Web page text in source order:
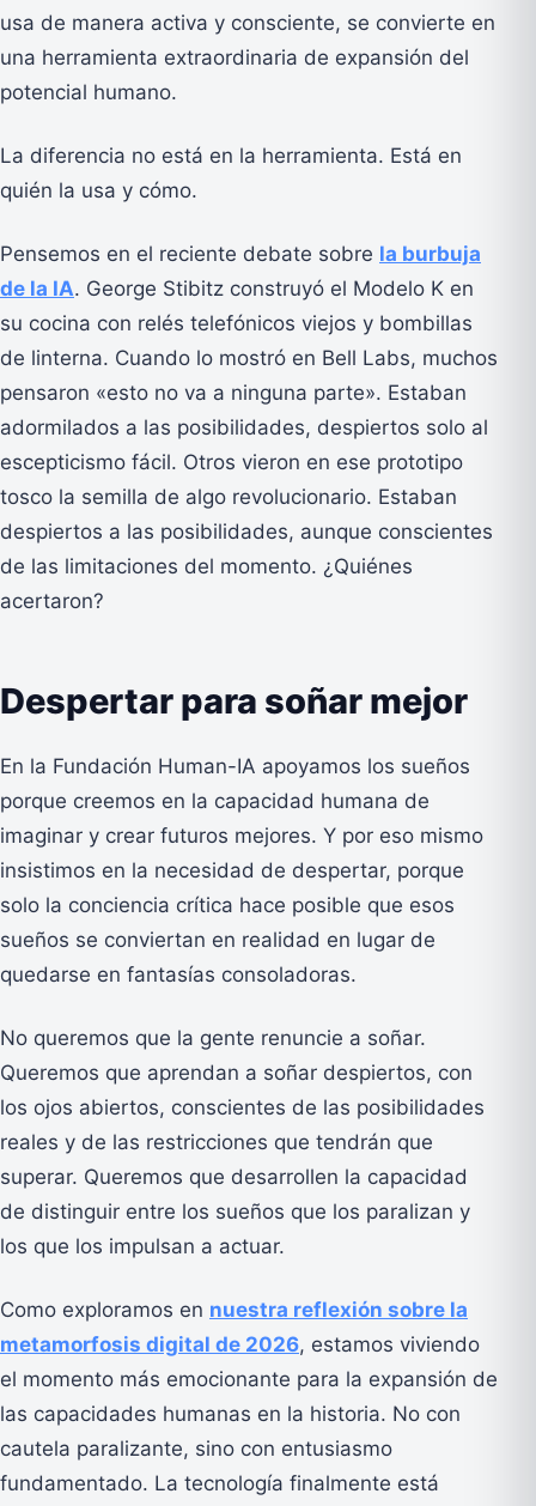
usa de manera activa y consciente, se convierte en
una herramienta extraordinaria de expansión del
potencial humano.
La diferencia no está en la herramienta. Está en
quién la usa y cómo.
Pensemos en el reciente debate sobre la burbuja
de la IA. George Stibitz construyó el Modelo K en
su cocina con relés telefónicos viejos y bombillas
de linterna. Cuando lo mostró en Bell Labs, muchos
pensaron «esto no va a ninguna parte». Estaban
adormilados a las posibilidades, despiertos solo al
escepticismo fácil. Otros vieron en ese prototipo
tosco la semilla de algo revolucionario. Estaban
despiertos a las posibilidades, aunque conscientes
de las limitaciones del momento. ¿Quiénes
acertaron?
Despertar para soñar mejor
En la Fundación Human-IA apoyamos los sueños
porque creemos en la capacidad humana de
imaginar y crear futuros mejores. Y por eso mismo
insistimos en la necesidad de despertar, porque
solo la conciencia crítica hace posible que esos
sueños se conviertan en realidad en lugar de
quedarse en fantasías consoladoras.
No queremos que la gente renuncie a soñar.
Queremos que aprendan a soñar despiertos, con
los ojos abiertos, conscientes de las posibilidades
reales y de las restricciones que tendrán que
superar. Queremos que desarrollen la capacidad
de distinguir entre los sueños que los paralizan y
los que los impulsan a actuar.
Como exploramos en nuestra reflexión sobre la
metamorfosis digital de 2026, estamos viviendo
el momento más emocionante para la expansión de
las capacidades humanas en la historia. No con
cautela paralizante, sino con entusiasmo
fundamentado. La tecnología finalmente está